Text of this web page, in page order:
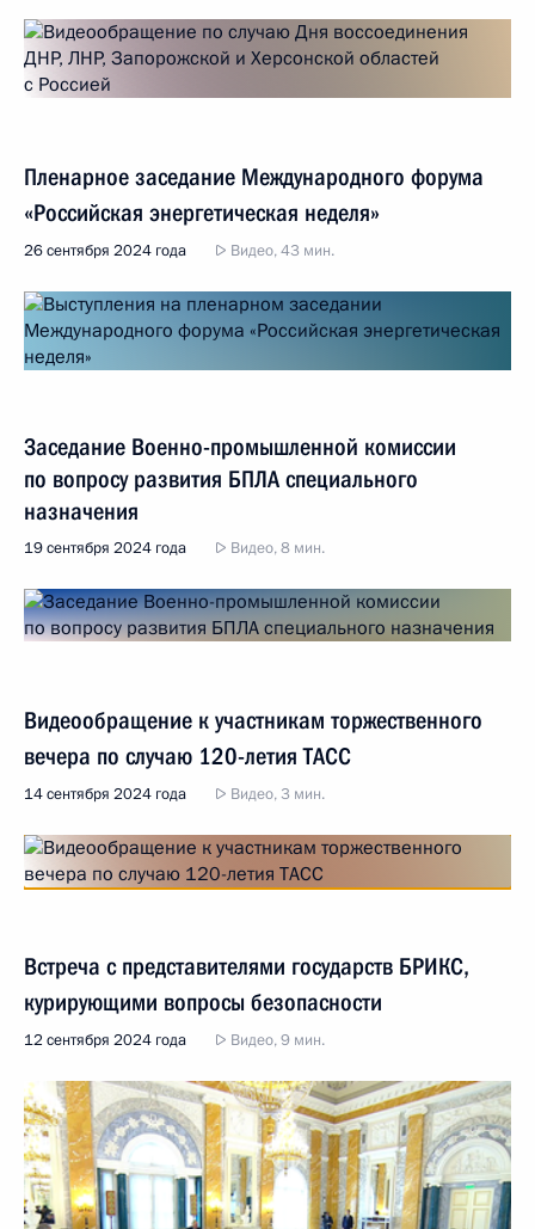
Пленарное заседание Международного форума
«Российская энергетическая неделя»
26 сентября 2024 года Видео, 43 мин.
Заседание Военно-промышленной комиссии
по вопросу развития БПЛА специального
назначения
19 сентября 2024 года Видео, 8 мин.
Видеообращение к участникам торжественного
вечера по случаю 120-летия ТАСС
14 сентября 2024 года Видео, 3 мин.
Встреча с представителями государств БРИКС,
курирующими вопросы безопасности
12 сентября 2024 года Видео, 9 мин.